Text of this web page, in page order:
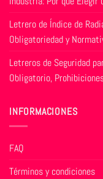
Letrero de Índice de
Obligatoriedad y
Letreros de Seguridad
Obligatorio,
INFORMACIONES
FAQ
Términos y condiciones